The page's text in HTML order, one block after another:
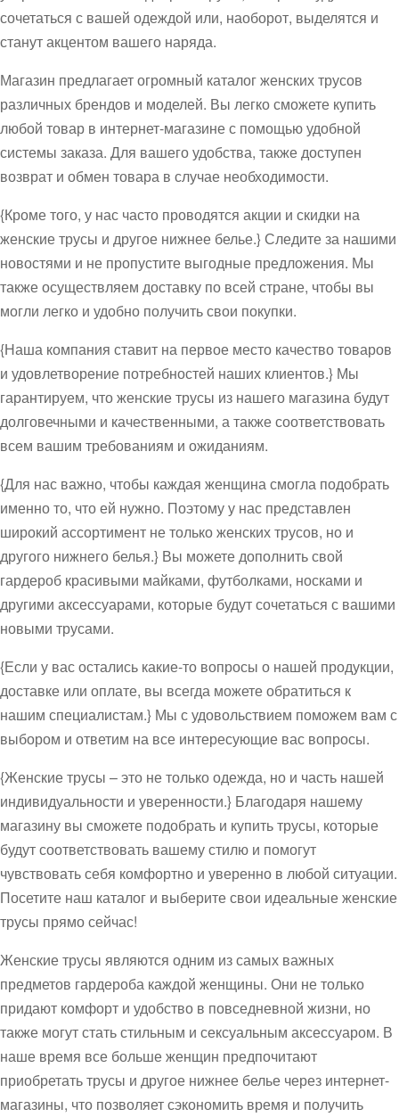
сочетаться с вашей одеждой или, наоборот, выделятся и
станут акцентом вашего наряда.
Магазин предлагает огромный каталог женских трусов
различных брендов и моделей. Вы легко сможете купить
любой товар в интернет-магазине с помощью удобной
системы заказа. Для вашего удобства, также доступен
возврат и обмен товара в случае необходимости.
{Кроме того, у нас часто проводятся акции и скидки на
женские трусы и другое нижнее белье.} Следите за нашими
новостями и не пропустите выгодные предложения. Мы
также осуществляем доставку по всей стране, чтобы вы
могли легко и удобно получить свои покупки.
{Наша компания ставит на первое место качество товаров
и удовлетворение потребностей наших клиентов.} Мы
гарантируем, что женские трусы из нашего магазина будут
долговечными и качественными, а также соответствовать
всем вашим требованиям и ожиданиям.
{Для нас важно, чтобы каждая женщина смогла подобрать
именно то, что ей нужно. Поэтому у нас представлен
широкий ассортимент не только женских трусов, но и
другого нижнего белья.} Вы можете дополнить свой
гардероб красивыми майками, футболками, носками и
другими аксессуарами, которые будут сочетаться с вашими
новыми трусами.
{Если у вас остались какие-то вопросы о нашей продукции,
доставке или оплате, вы всегда можете обратиться к
нашим специалистам.} Мы с удовольствием поможем вам с
выбором и ответим на все интересующие вас вопросы.
{Женские трусы – это не только одежда, но и часть нашей
индивидуальности и уверенности.} Благодаря нашему
магазину вы сможете подобрать и купить трусы, которые
будут соответствовать вашему стилю и помогут
чувствовать себя комфортно и уверенно в любой ситуации.
Посетите наш каталог и выберите свои идеальные женские
трусы прямо сейчас!
Женские трусы являются одним из самых важных
предметов гардероба каждой женщины. Они не только
придают комфорт и удобство в повседневной жизни, но
также могут стать стильным и сексуальным аксессуаром. В
наше время все больше женщин предпочитают
приобретать трусы и другое нижнее белье через интернет-
магазины, что позволяет сэкономить время и получить